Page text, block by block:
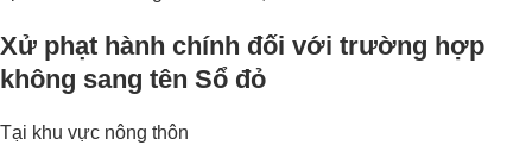
Xử phạt hành chính đối với trường hợp
không sang tên Sổ đỏ
Tại khu vực nông thôn